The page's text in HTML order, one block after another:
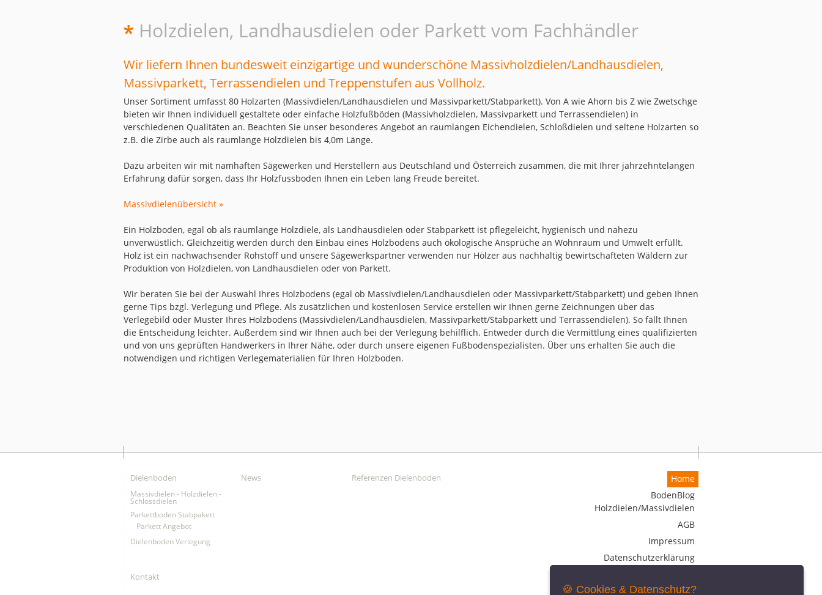
Holzdielen, Landhausdielen oder Parkett vom Fachhändler
Wir liefern Ihnen bundesweit einzigartige und wunderschöne Massivholzdielen/Landhausdielen,
Massivparkett, Terrassendielen und Treppenstufen aus Vollholz.
Unser Sortiment umfasst 80 Holzarten (Massivdielen/Landhausdielen und Massivparkett/Stabparkett). Von A wie Ahorn bis Z wie Zwetschge
bieten wir Ihnen individuell gestaltete oder einfache Holzfußböden (Massivholzdielen, Massivparkett und Terrassendielen) in
verschiedenen Qualitäten an. Beachten Sie unser besonderes Angebot an raumlangen Eichendielen, Schloßdielen und seltene Holzarten so
z.B. die Zirbe auch als raumlange Holzdielen bis 4,0m Länge.
Dazu arbeiten wir mit namhaften Sägewerken und Herstellern aus Deutschland und Österreich zusammen, die mit Ihrer jahrzehntelangen
Erfahrung dafür sorgen, dass Ihr Holzfussboden Ihnen ein Leben lang Freude bereitet.
Massivdielenübersicht »
Ein Holzboden, egal ob als raumlange Holzdiele, als Landhausdielen oder Stabparkett ist pflegeleicht, hygienisch und nahezu
unverwüstlich. Gleichzeitig werden durch den Einbau eines Holzbodens auch ökologische Ansprüche an Wohnraum und Umwelt erfüllt.
Holz ist ein nachwachsender Rohstoff und unsere Sägewerkspartner verwenden nur Hölzer aus nachhaltig bewirtschafteten Wäldern zur
Produktion von Holzdielen, von Landhausdielen oder von Parkett.
Wir beraten Sie bei der Auswahl Ihres Holzbodens (egal ob Massivdielen/Landhausdielen oder Massivparkett/Stabparkett) und geben Ihnen
gerne Tips bzgl. Verlegung und Pflege. Als zusätzlichen und kostenlosen Service erstellen wir Ihnen gerne Zeichnungen über das
Verlegebild oder Muster Ihres Holzbodens (Massivdielen/Landhausdielen, Massivparkett/Stabparkett und Terrassendielen). So fällt Ihnen
die Entscheidung leichter. Außerdem sind wir Ihnen auch bei der Verlegung behilflich. Entweder durch die Vermittlung eines qualifizierten
und von uns geprüften Handwerkers in Ihrer Nähe, oder durch unsere eigenen Fußbodenspezialisten. Über uns erhalten Sie auch die
notwendigen und richtigen Verlegematerialien für Ihren Holzboden.
Dielenboden
Massivdielen - Holzdielen -
Schlossdielen
Parkettboden Stabpakett
Parkett Angebot
Dielenboden Verlegung
News Referenzen Dielenboden
Kontakt
Home
BodenBlog
Holzdielen/Massivdielen
AGB
Impressum
Datenschutzerklärung
🍪 Cookies & Datenschutz?